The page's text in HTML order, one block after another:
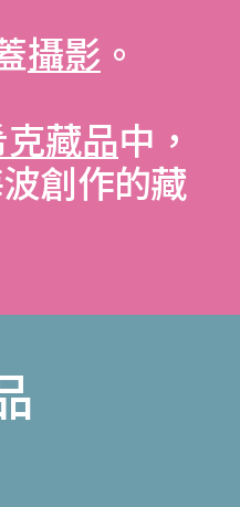
攝影 。
藏品中，
創作的藏